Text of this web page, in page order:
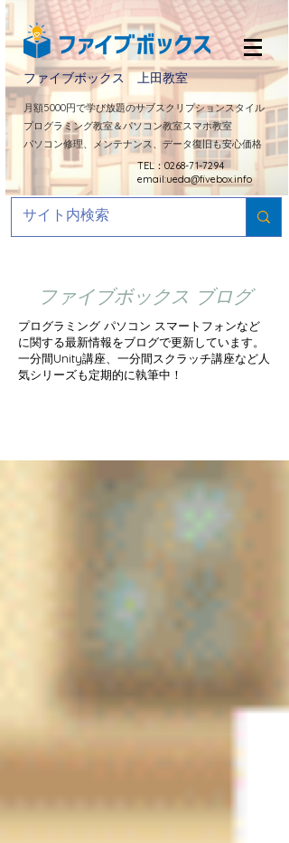
ファイブボックス 上田教室
​月額5000円で学び放題のサブスクリプションスタイル
プログラミング教室＆パソコン教室スマホ教室
パソコン修理、メンテナンス、データ復旧も安心価格
TEL：0268-71-7294
email:ueda@fivebox.info
ファイブボックス ブログ
プログラミング パソコン スマートフォンなど
に関する最新情報をブログで更新しています。
​一分間Unity講座、一分間スクラッチ講座など人
気シリーズも定期的に執筆中！